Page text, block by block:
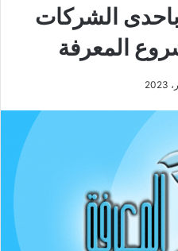
الشركات
المعرفة